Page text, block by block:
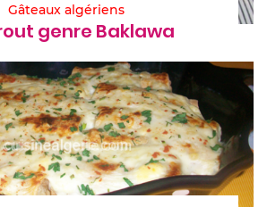
Gâteaux algériens
genre Baklawa